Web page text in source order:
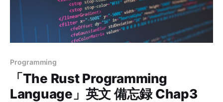
富なウィジェットスライダー・セレクトボックス・ファ
イルアップロードなどのUI要素が標準装備。データ可視
化連携matplotlib、plotly、pandasなどのグラフをその
まま表示可能。軽量なサーバー内蔵FlaskやFastAPIなど
イ容易streamlit cloud や Docker、または任
Programming
「The Rust Programming
Language」英文 備忘録 Chap3